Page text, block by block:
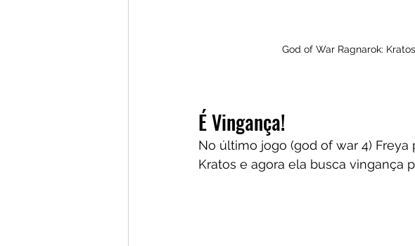
God of War Ragnarok:
É Vingança!
No último jogo (god of war 4)
Kratos e agora ela busca vingança